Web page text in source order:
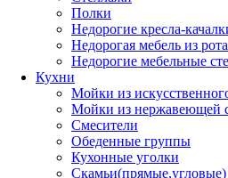
Полки
Недорогие кресла-
Недорогая мебель из
Недорогие мебельные
Кухни
Мойки из
Мойки из нержавеющей
Смесители
Обеденные группы
Кухонные уголки
Скамьи(прямые,угловые)